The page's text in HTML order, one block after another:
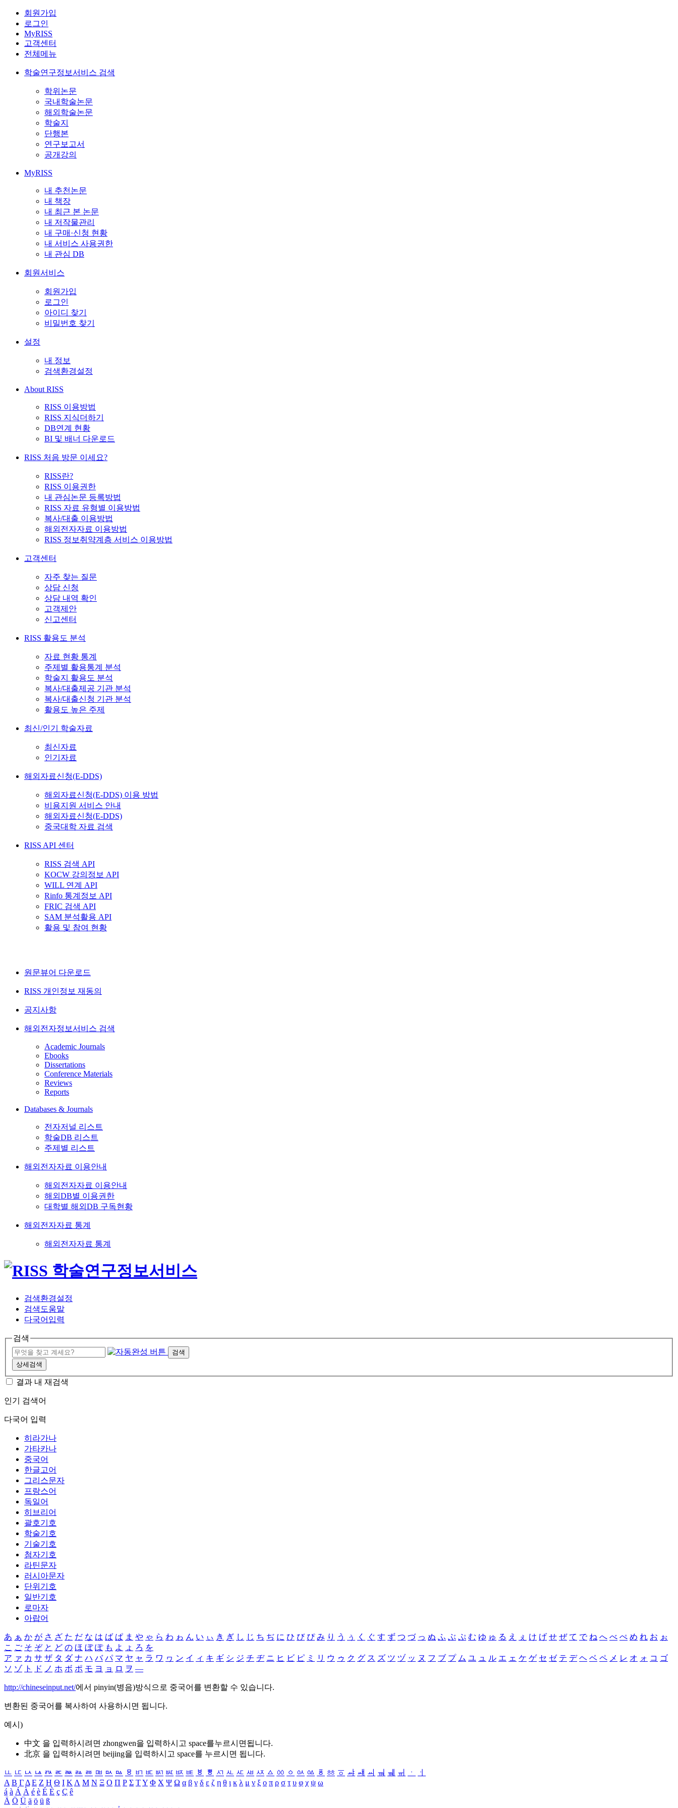
회원가입
로그인
MyRISS
고객센터
전체메뉴
학술연구정보서비스 검색
학위논문
국내학술논문
해외학술논문
학술지
단행본
연구보고서
공개강의
MyRISS
내 추천논문
내 책장
내 최근 본 논문
내 저작물관리
내 구매·신청 현황
내 서비스 사용권한
내 관심 DB
회원서비스
회원가입
로그인
아이디 찾기
비밀번호 찾기
설정
내 정보
검색환경설정
About RISS
RISS 이용방법
RISS 지식더하기
DB연계 현황
BI 및 배너 다운로드
RISS 처음 방문 이세요?
RISS란?
RISS 이용권한
내 관심논문 등록방법
RISS 자료 유형별 이용방법
복사/대출 이용방법
해외전자자료 이용방법
RISS 정보취약계층 서비스 이용방법
고객센터
자주 찾는 질문
상담 신청
상담 내역 확인
고객제안
신고센터
RISS 활용도 분석
자료 현황 통계
주제별 활용통계 분석
학술지 활용도 분석
복사/대출제공 기관 분석
복사/대출신청 기관 분석
활용도 높은 주제
최신/인기 학술자료
최신자료
인기자료
해외자료신청(E-DDS)
해외자료신청(E-DDS) 이용 방법
비용지원 서비스 안내
해외자료신청(E-DDS)
중국대학 자료 검색
RISS API 센터
RISS 검색 API
KOCW 강의정보 API
WILL 연계 API
Rinfo 통계정보 API
FRIC 검색 API
SAM 분석활용 API
활용 및 참여 현황
원문뷰어 다운로드
RISS 개인정보 재동의
공지사항
해외전자정보서비스 검색
Academic Journals
Ebooks
Dissertations
Conference Materials
Reviews
Reports
Databases & Journals
전자저널 리스트
학술DB 리스트
주제별 리스트
해외전자자료 이용안내
해외전자자료 이용안내
해외DB별 이용권한
대학별 해외DB 구독현황
해외전자자료 통계
해외전자자료 통계
검색환경설정
검색도움말
다국어입력
검색
검색
상세검색
결과 내 재검색
인기 검색어
다국어 입력
히라가나
가타카나
중국어
한글고어
그리스문자
프랑스어
독일어
히브리어
괄호기호
학술기호
기술기호
첨자기호
라틴문자
러시아문자
단위기호
일반기호
로마자
아랍어
あ ぁ か が さ ざ た だ な は ば ぱ ま や ゃ ら わ ゎ ん い ぃ き ぎ し じ ち ぢ に ひ び ぴ み り う ぅ く ぐ す ず つ づ っ ぬ ふ ぶ ぷ む ゆ ゅ る え ぇ け げ せ ぜ て で ね へ べ ぺ め れ お ぉ
こ ご そ ぞ と ど の ほ ぼ ぽ も よ ょ ろ を
ア ァ カ サ ザ タ ダ ナ ハ バ パ マ ヤ ャ ラ ワ ヮ ン イ ィ キ ギ シ ジ チ ヂ ニ ヒ ビ ピ ミ リ ウ ゥ ク グ ス ズ ツ ヅ ッ ヌ フ ブ プ ム ユ ュ ル エ ェ ケ ゲ セ ゼ テ デ ヘ ベ ペ メ レ オ ォ コ ゴ
ソ ゾ ト ド ノ ホ ボ ポ モ ヨ ョ ロ ヲ ―
http://chineseinput.net/에서 pinyin(병음)방식으로 중국어를 변환할 수 있습니다.
변환된 중국어를 복사하여 사용하시면 됩니다.
예시)
中文 을 입력하시려면 zhongwen을 입력하시고 space를누르시면됩니다.
北京 을 입력하시려면 beijing을 입력하시고 space를 누르시면 됩니다.
ㅥ ㅦ ㅧ ㅨ ㅩ ㅪ ㅫ ㅬ ㅭ ㅮ ㅯ ㅰ ㅱ ㅲ ㅳ ㅴ ㅵ ㅶ ㅷ ㅸ ㅹ ㅺ ㅻ ㅼ ㅽ ㅾ ㅿ ㆀ ㆁ ㆂ ㆃ ㆄ ㆅ ㆆ ㆇ ㆈ ㆉ ㆊ ㆋ ㆌ ㆍ
ㆎ
Α Β ΓΔ Ε Ζ Η Θ Ι ΚΛ Μ Ν Ξ Ο Π Ρ Σ ΤΥ Φ Χ Ψ Ω α β γ δ ε ζ η θ ι κ λ μ ν ξ ο π ρ σ τ υ φ χ ψ ω
á à Á À é è É È ç Ç ê
Ä Ö Ü ä ö ü ß